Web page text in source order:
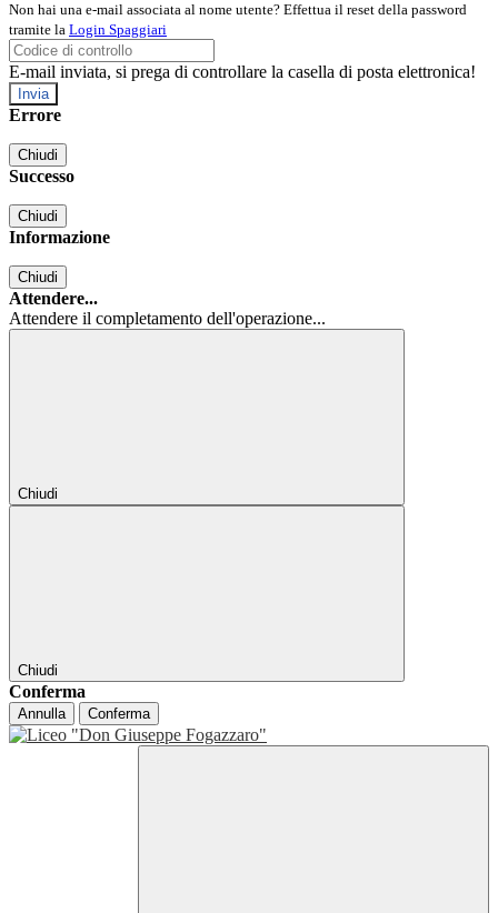
Non hai una e-mail associata al nome utente? Effettua il reset della password
tramite la Login Spaggiari
E-mail inviata, si prega di controllare la casella di posta elettronica!
Errore
Chiudi
Successo
Chiudi
Informazione
Chiudi
Attendere...
Attendere il completamento dell'operazione...
Chiudi
Chiudi
Conferma
Annulla Conferma